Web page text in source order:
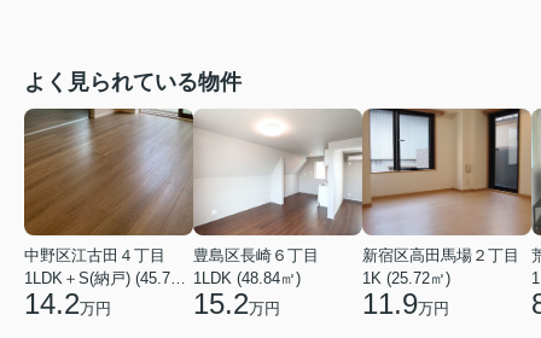
よく見られている物件
中野区江古田４丁目
14.2万円
豊島区長崎６丁目
1LDK (48.84㎡)
15.2万円
新宿区高田馬場２丁目
1K (25.72㎡)
11.9万円